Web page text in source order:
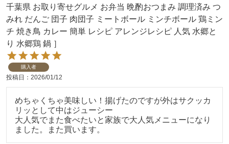
千葉県 お取り寄せグルメ お弁当 晩酌おつまみ 調理済み つ
みれ だんご 団子 肉団子 ミートボール ミンチボール 鶏ミン
チ 焼き鳥 カレー 簡単 レシピ アレンジレシピ 人気 水郷と
り 水郷鶏 鍋 ］
購入者
投稿日 2026/01/12
めちゃくちゃ美味しい！揚げたのですが外はサクッカ
リッとして中はジューシー
大人気でまた食べたいと家族で大人気メニューになり
ました。また買います。